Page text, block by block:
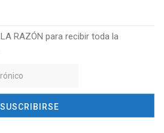
RAZÓN para recibir toda la